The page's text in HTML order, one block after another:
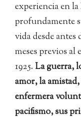
experiencia en
profundamente
vida desde
meses previos
1925.La guerra,
amor, la
enfermera
pacifismo, sus